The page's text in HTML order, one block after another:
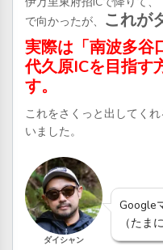
で向かったが、
これが
実際は「南波多谷
代久原ICを目指す
す。
これをさくっと出してく
いました。
ダイシャン
Google
（たま